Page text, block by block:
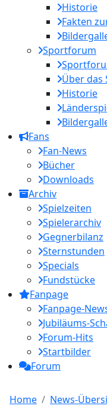
Historie
Fakten
Sportforum
Über
Historie
Fans
Fan-News
Bücher
Downloads
Archiv
Spielzeiten
Spielerarchiv
Gegnerbilanz
Sternstunden
Specials
Fundstücke
Fanpage
Fanpage-
Jubiläums-
Forum-Hits
Startbilder
Forum
Home News-